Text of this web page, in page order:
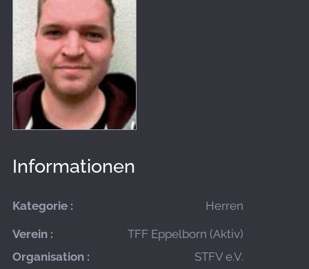
Informationen
Kategorie : Herren
Verein :
TFF Eppelborn (Aktiv)
Organisation :
STFV e.V.